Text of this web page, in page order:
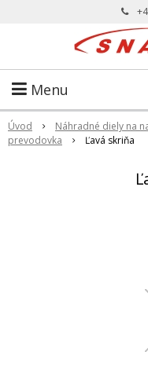
Menu
Úvod Náhradné diely na
prevodovka
Ľavá skriňa